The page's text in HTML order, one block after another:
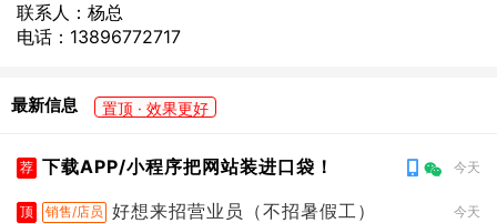
联系人：杨总
电话：13896772717
最新信息 置顶 · 效果更好
荐 下载APP/小程序把网站装进口袋！ 今天
顶 销售/店员 好想来招营业员（不招暑假工） 今天